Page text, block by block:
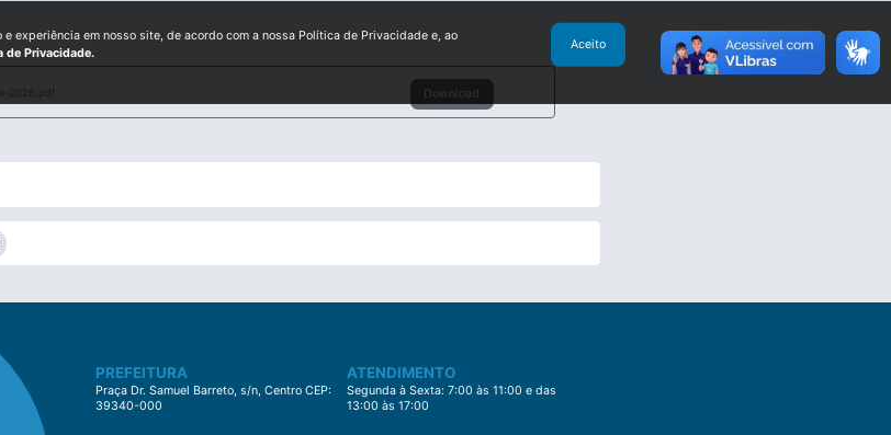
2026.pdf Download
PREFEITURA
Praça Dr. Samuel Barreto, s/n, Centro CEP:
39340-000
ATENDIMENTO
Segunda à Sexta: 7:00 às 11:00 e das
13:00 às 17:00
experiência em nosso site, de acordo com a nossa Política de Privacidade e, ao
de Privacidade.
Aceito